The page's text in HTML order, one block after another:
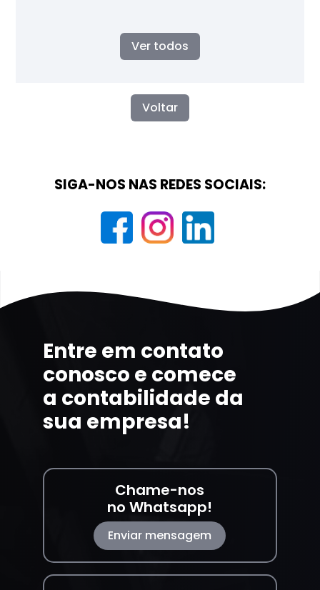
Ver todos
Voltar
SIGA-NOS NAS REDES SOCIAIS:
Entre em contato
conosco e comece
a contabilidade da
sua empresa!
Chame-nos
no Whatsapp!
Enviar mensagem